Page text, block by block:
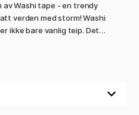
Washi tape - en trendy
verden med storm! Washi
ikke bare vanlig teip. Det
For det første er den laget